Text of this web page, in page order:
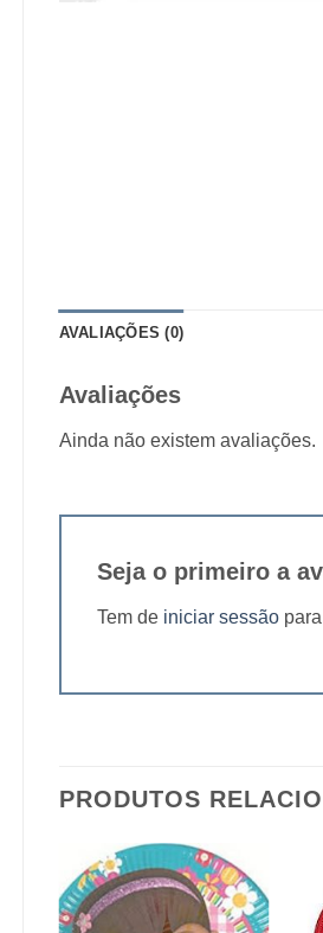
AVALIAÇÕES (0)
Avaliações
Ainda não existem avaliações.
Seja o primeiro a
Tem de iniciar sessãopara
PRODUTOS